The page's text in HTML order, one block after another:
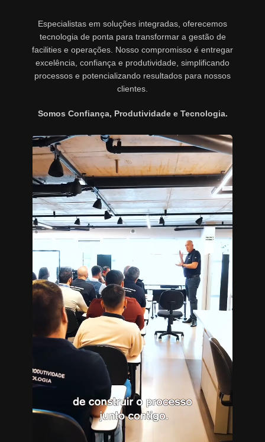
Especialistas em soluções integradas, oferecemos
tecnologia de ponta para transformar a gestão de
facilities e operações. Nosso compromisso é entregar
excelência, confiança e produtividade, simplificando
processos e potencializando resultados para nossos
clientes.
Somos Confiança, Produtividade e Tecnologia.